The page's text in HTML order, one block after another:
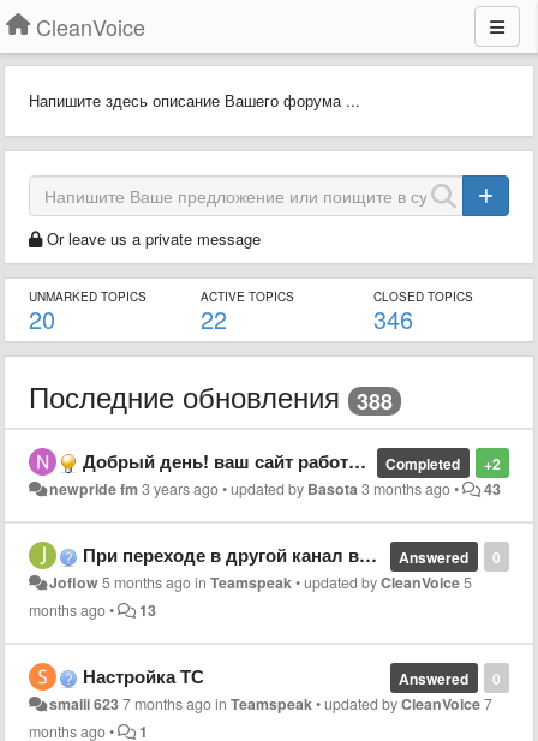
CleanVoice
Напишите здесь описание Вашего форума ...
Or leave us a private message
UNMARKED TOPICS
20
ACTIVE TOPICS
22
CLOSED TOPICS
346
Последние обновления 388
+2
Completed
Добрый день! ваш сайт работает ?
newpride fm 3 years ago•updated by Basota3 months ago• 43
0
Answered
При переходе в другой канал выдается группа guest
Joflow5 months agoinTeamspeak•updated byCleanVoice5
months ago• 13
0
Answered
Настройка ТС
smaili 6237 months agoinTeamspeak•updated byCleanVoice7
months ago• 1